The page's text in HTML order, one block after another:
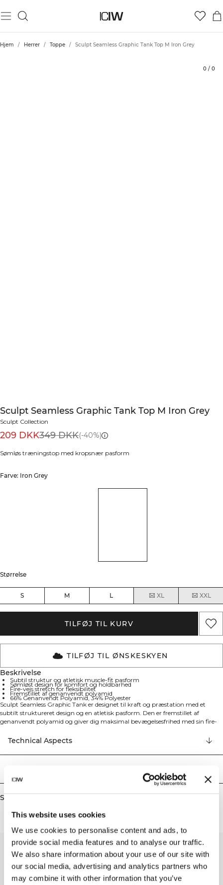
This website uses cookies
We use cookies to personalise content and ads, to
provide social media features and to analyse our traffic.
We also share information about your use of our site with
our social media, advertising and analytics partners who
may combine it with other information that you’ve
Hjem / Herrer / Toppe / Sculpt Seamless Graphic Tank Top M Iron Grey
0 / 0
Sculpt Seamless Graphic Tank Top M Iron Grey
Sculpt Collection
209 DKK349 DKK(-40%)
Sømløs træningstop med kropsnær pasform
Farve: Iron Grey
Størrelse
S M L XL XXL
TILFØJ TIL KURV
TILFØJ TIL ØNSKESKYEN
Beskrivelse
Subtil struktur og atletisk muscle-fit pasform
Sømløst design for komfort og holdbarhed
Fire-vejs stretch for fleksibilitet
Fremstillet af genanvendt polyamid
66% Genanvendt Polyamid, 34% Polyester
Sculpt Seamless Graphic Tank er designet til kraft og præstation med et
subtilt struktureret design og en atletisk pasform. Den er fremstillet af
genanvendt polyamid og giver dig maksimal bevægelsesfrihed med sin fire-
træning. Tanken giver optimal fleksibilitet gennem sine fire-vejs stretch-
egenskaber, mens det sømløse design sikrer komfort og holdbarhed gennem
hele din træning. 66% Genanvendt Polyamid, 34% Polyester
Technical Aspects
Similar products